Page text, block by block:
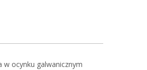
w ocynku galwanicznym